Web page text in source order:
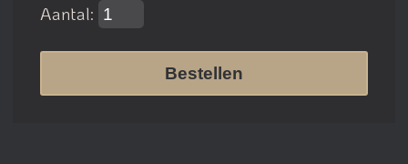
Aantal:
Bestellen